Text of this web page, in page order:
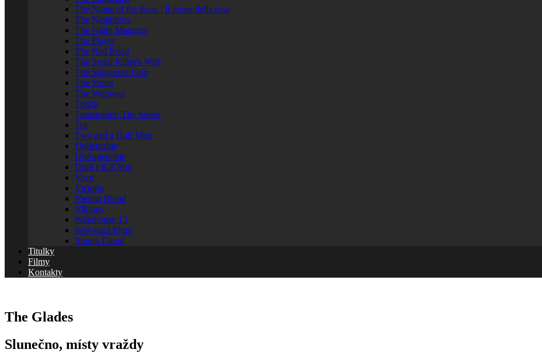
The Name of the Rose | Il nome della rosa
The Neighbors
The Night Manager
The Player
The Red Road
The Serial Killer's Wife
The Singapore Grip
The Strain
The Widower
Touch
Transporter: The Series
Tut
Two and a Half Men
Undeniable
Unforgettable
Until I Kill You
Veep
Victoria
Vienna Blood
Vikings
Warehouse 13
Wayward Pines
Young David
Titulky
Filmy
Kontakty
The Glades
Slunečno, místy vraždy